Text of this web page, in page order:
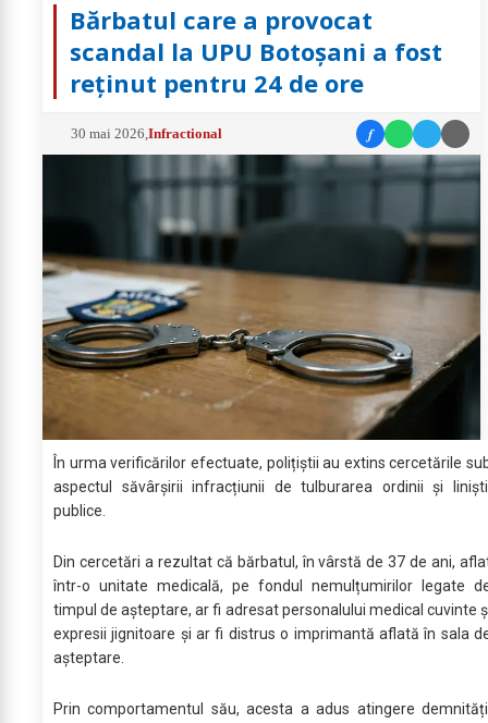
Bărbatul care a provocat
scandal la UPU Botoșani a fost
reținut pentru 24 de ore
30 mai 2026 ,Infractional f
În urma verificărilor efectuate, polițiștii au extins cercetările
aspectul săvârșirii infracțiunii de tulburarea ordinii și
publice.
Din cercetări a rezultat că bărbatul, în vârstă de 37 de ani,
într-o unitate medicală, pe fondul nemulțumirilor legate
timpul de așteptare, ar fi adresat personalului medical cuvinte
expresii jignitoare și ar fi distrus o imprimantă aflată în sala
așteptare.
Prin comportamentul său, acesta a adus atingere